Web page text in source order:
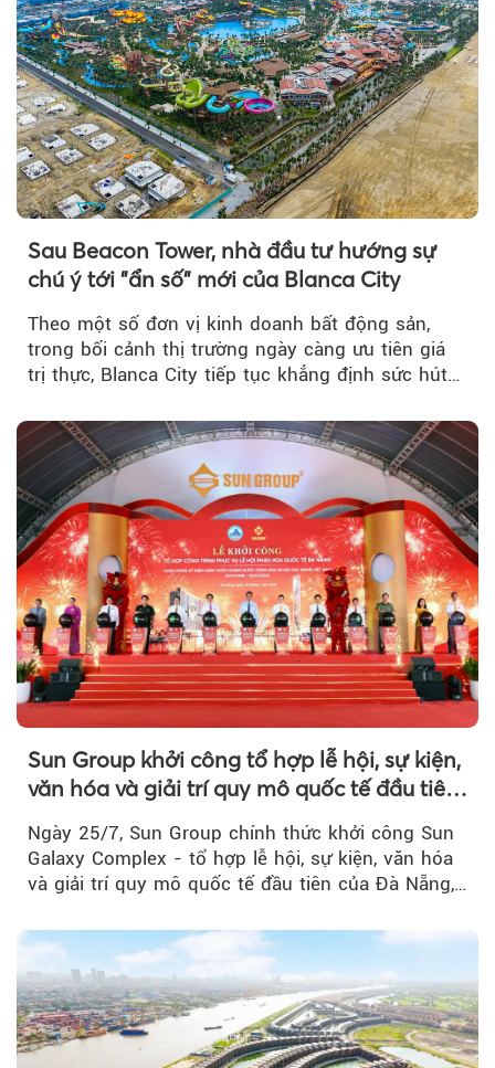
Sau Beacon Tower, nhà đầu tư hướng sự
chú ý tới "ẩn số" mới của Blanca City
Theo một số đơn vị kinh doanh bất động sản,
trong bối cảnh thị trường ngày càng ưu tiên giá
trị thực, Blanca City tiếp tục khẳng định sức hút
Sun Group khởi công tổ hợp lễ hội, sự kiện,
văn hóa và giải trí quy mô quốc tế đầu tiên
Ngày 25/7, Sun Group chính thức khởi công Sun
Galaxy Complex - tổ hợp lễ hội, sự kiện, văn hóa
và giải trí quy mô quốc tế đầu tiên của Đà Nẵng,…